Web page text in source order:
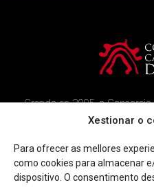
Xestionar o
Para ofrecer as mellores
como cookies para almacenar
dispositivo. O consentimento
Creado en 2005, o
atender aos veciños do
Imaxe